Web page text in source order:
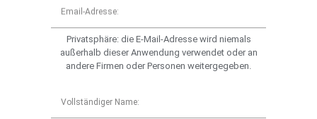
Email-Adresse:
Privatsphäre: die E-Mail-Adresse wird niemals
außerhalb dieser Anwendung verwendet oder an
andere Firmen oder Personen weitergegeben.
Vollständiger Name: